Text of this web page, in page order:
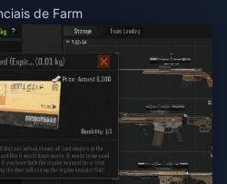
de Farm